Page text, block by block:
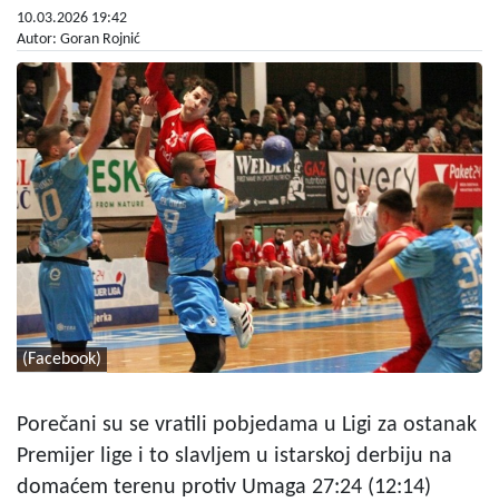
10.03.2026 19:42
Autor: Goran Rojnić
(Facebook)
Porečani su se vratili pobjedama u Ligi za ostanak
Premijer lige i to slavljem u istarskoj derbiju na
domaćem terenu protiv Umaga 27:24 (12:14)